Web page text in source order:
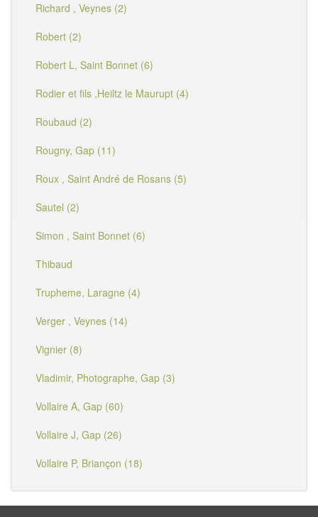
Richard , Veynes (2)
Robert (2)
Robert L, Saint Bonnet (6)
Rodier et fils ,Heiltz le Maurupt (4)
Roubaud (2)
Rougny, Gap (11)
Roux , Saint André de Rosans (5)
Sautel (2)
Simon , Saint Bonnet (6)
Thibaud
Trupheme, Laragne (4)
Verger , Veynes (14)
Vignier (8)
Vladimir, Photographe, Gap (3)
Vollaire A, Gap (60)
Vollaire J, Gap (26)
Vollaire P, Briançon (18)